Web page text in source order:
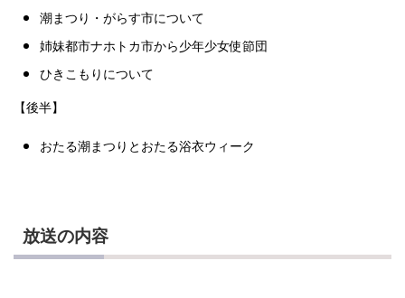
潮まつり・がらす市について
姉妹都市ナホトカ市から少年少女使節団
ひきこもりについて
【後半】
おたる潮まつりとおたる浴衣ウィーク
放送の内容